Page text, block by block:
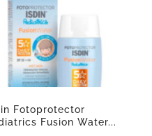
Fotoprotector
Fusion Water...